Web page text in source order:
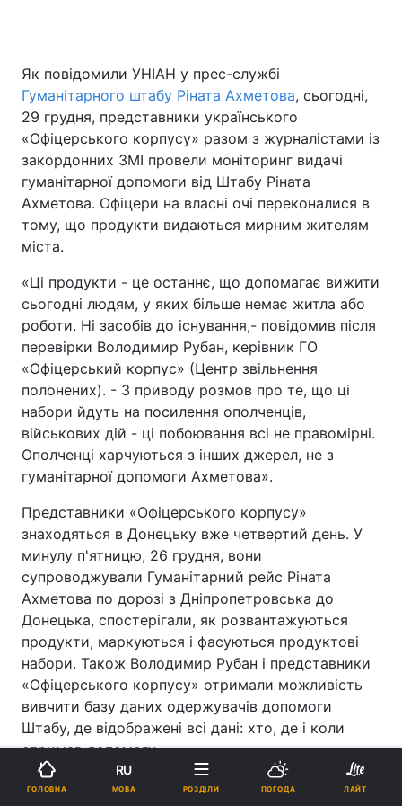
Як повідомили УНІАН у прес-службі
Гуманітарного штабу Ріната Ахметова, сьогодні,
29 грудня, представники українського
«Офіцерського корпусу» разом з журналістами із
закордонних ЗМІ провели моніторинг видачі
гуманітарної допомоги від Штабу Ріната
Ахметова. Офіцери на власні очі переконалися в
тому, що продукти видаються мирним жителям
міста.
«Ці продукти - це останнє, що допомагає вижити
сьогодні людям, у яких більше немає житла або
роботи. Ні засобів до існування,- повідомив після
перевірки Володимир Рубан, керівник ГО
«Офіцерський корпус» (Центр звільнення
полонених). - З приводу розмов про те, що ці
набори йдуть на посилення ополченців,
військових дій - ці побоювання всі не правомірні.
Ополченці харчуються з інших джерел, не з
гуманітарної допомоги Ахметова».
Представники «Офіцерського корпусу»
знаходяться в Донецьку вже четвертий день. У
минулу п'ятницю, 26 грудня, вони
супроводжували Гуманітарний рейс Ріната
Ахметова по дорозі з Дніпропетровська до
Донецька, спостерігали, як розвантажуються
продукти, маркуються і фасуються продуктові
набори. Також Володимир Рубан і представники
«Офіцерського корпусу» отримали можливість
вивчити базу даних одержувачів допомоги
Штабу, де відображені всі дані: хто, де і коли
отримав допомогу.
Нагадаємо, що починаючи з серпня 2014 року,
ГОЛОВНА
RU
МОВА РОЗДІЛИ ПОГОДА ЛАЙТ